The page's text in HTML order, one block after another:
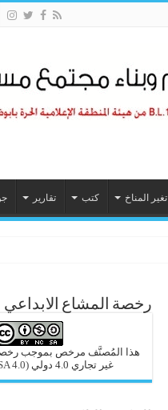
تغير المناخ كتب تقارير
رخصة المشاع الابداعي
هذا المُصنَّف مرخص بموجب رخصة
غير تجاري 4.0 دولي
(CC BY-NC-SA 4.0)